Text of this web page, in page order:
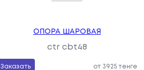
ОПОРА ШАРОВАЯ
ctr cbt48
Заказать от 3925 тенге